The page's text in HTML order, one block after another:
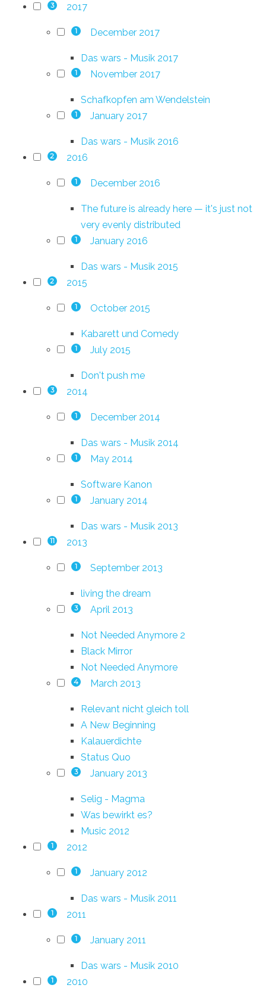
3 2017
1 December 2017
Das wars - Musik 2017
1 November 2017
Schafkopfen am Wendelstein
1 January 2017
Das wars - Musik 2016
2 2016
1 December 2016
The future is already here — it's just not
very evenly distributed
1 January 2016
Das wars - Musik 2015
2 2015
1 October 2015
Kabarett und Comedy
1 July 2015
Don't push me
3 2014
1 December 2014
Das wars - Musik 2014
1 May 2014
Software Kanon
1 January 2014
Das wars - Musik 2013
11 2013
1 September 2013
living the dream
3 April 2013
Not Needed Anymore 2
Black Mirror
Not Needed Anymore
4 March 2013
Relevant nicht gleich toll
A New Beginning
Kalauerdichte
Status Quo
3 January 2013
Selig - Magma
Was bewirkt es?
Music 2012
1 2012
1 January 2012
Das wars - Musik 2011
1 2011
1 January 2011
Das wars - Musik 2010
1 2010